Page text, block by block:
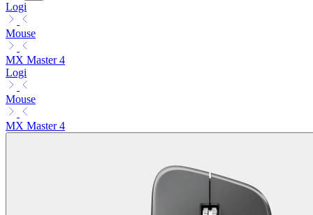
Logi
Mouse
MX Master 4
Logi
Mouse
MX Master 4